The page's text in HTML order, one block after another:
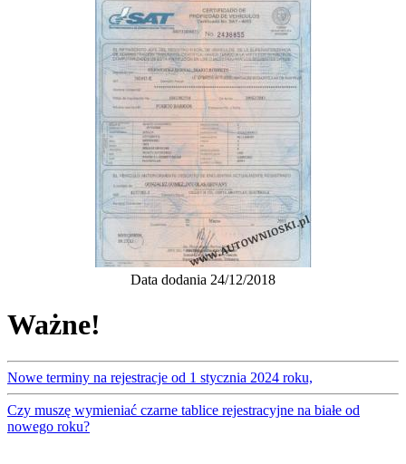
Data dodania 24/12/2018
Ważne!
Nowe terminy na rejestracje od 1 stycznia 2024 roku,
Czy muszę wymieniać czarne tablice rejestracyjne na białe od
nowego roku?